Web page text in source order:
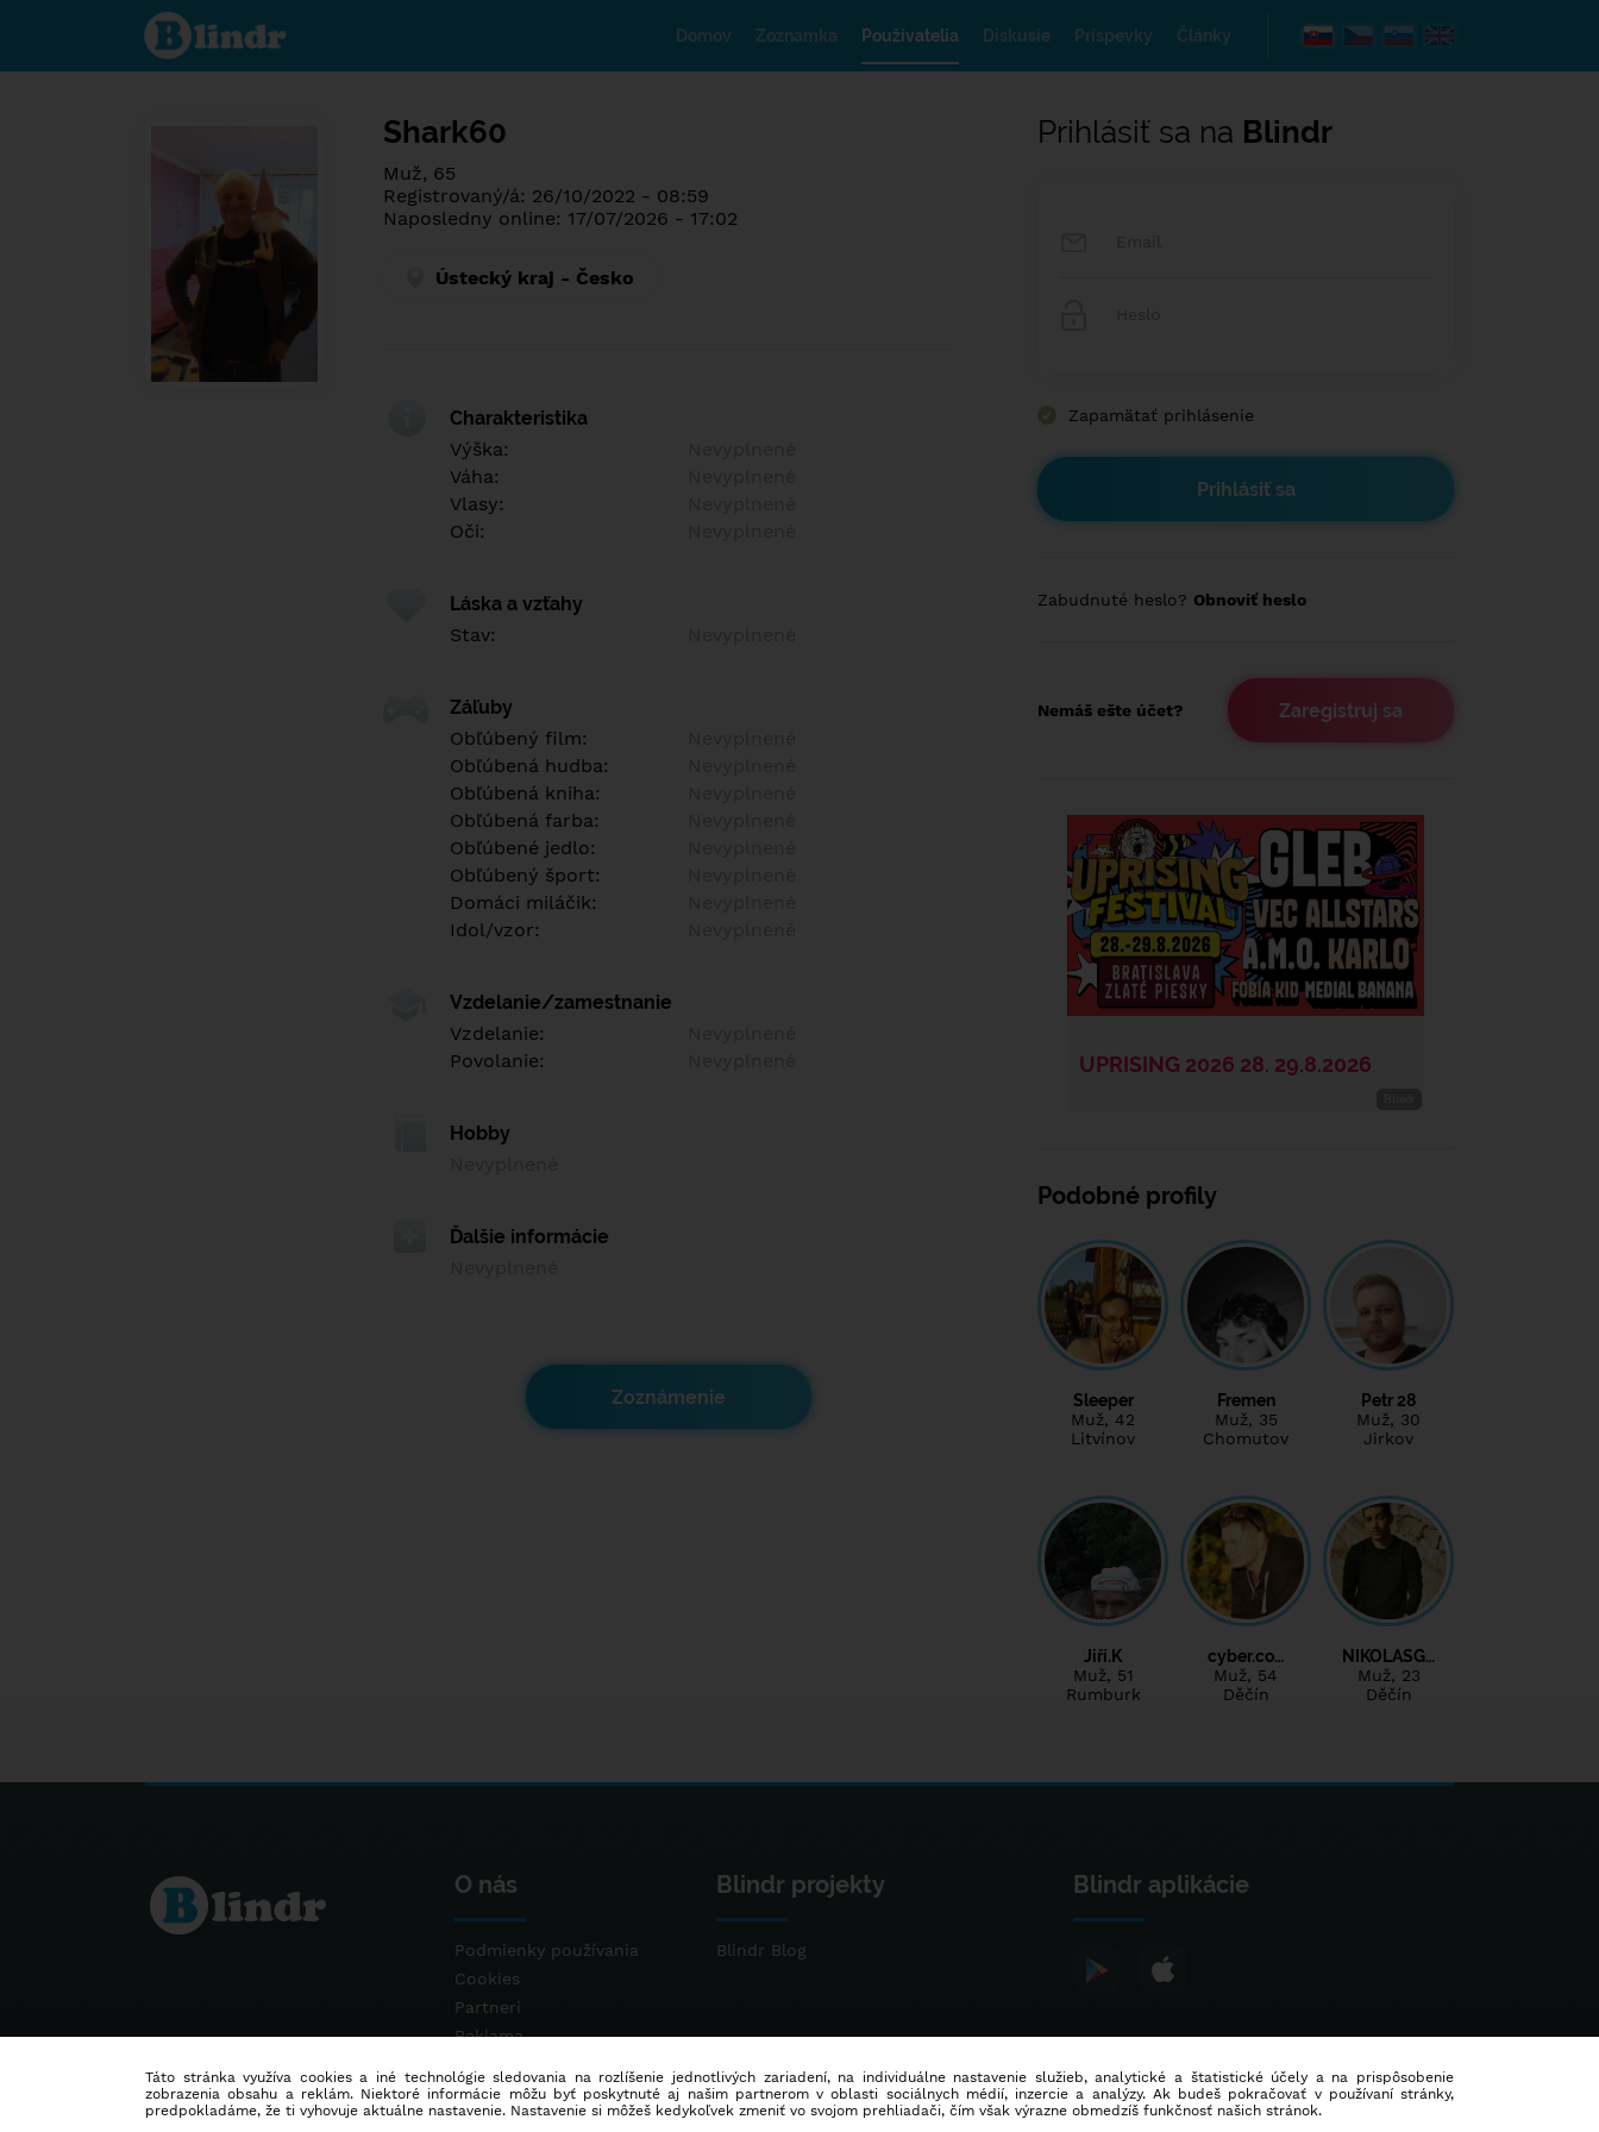
Spoznaj čo je
pod maskou.
Zoznamovacia
Domov Zoznamka Používatelia Diskusie Príspevky Články
Shark60
Muž, 65
Registrovaný/á: 26/10/2022 - 08:59
Naposledny online: 17/07/2026 - 17:02
Ústecký kraj - Česko
Charakteristika
Výška:
Váha:
Vlasy:
Oči:
Láska a vzťahy
Stav:
Záľuby
Obľúbený film:
Obľúbená hudba:
Obľúbená kniha:
Obľúbená farba:
Obľúbené jedlo:
Obľúbený šport:
Domáci miláčik:
Idol/vzor:
Vzdelanie/zamestnanie
Vzdelanie:
Povolanie:
Hobby
Ďalšie informácie
Zoznámenie
Prihlásiť sa na Blindr
Zapamätať prihlásenie
Zabudnuté heslo? Obnoviť heslo
Nemáš ešte účet? Zaregistruj sa
Podobné profily
Sleeper
Muž, 42
Litvínov
Fremen
Muž, 35
Chomutov
Petr 28
Muž, 30
Jirkov
Jiří.K
Muž, 51
Rumburk
cyber.co…
Muž, 54
Děčín
NIKOLASG…
Muž, 23
Děčín
O nás
Podmienky používania
Cookies
Partneri
Reklama
Blindr projekty
Blindr Blog
Blindr aplikácie
Táto stránka využíva cookies a iné technológie sledovania na rozlíšenie jednotlivých zariadení, na individuálne nastavenie služieb, analytické a štatistické účely a na prispôsobenie
zobrazenia obsahu a reklám. Niektoré informácie môžu byť poskytnuté aj našim partnerom v oblasti sociálnych médií, inzercie a analýzy. Ak budeš pokračovať v používaní stránky,
predpokladáme, že ti vyhovuje aktuálne nastavenie. Nastavenie si môžeš kedykoľvek zmeniť vo svojom prehliadači, čím však výrazne obmedzíš funkčnosť našich stránok.